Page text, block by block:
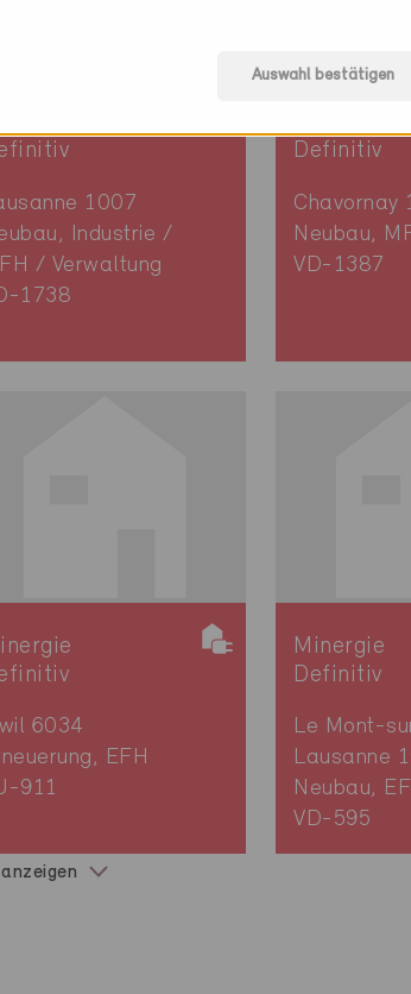
1007
Industrie /
/ Verwaltung
1738
Definitiv
Chavornay
Neubau,
VD-1387
6034
EFH
911
Minergie
Definitiv
Le Mont-
Lausanne
Neubau,
VD-595
Auswahl bestätigen